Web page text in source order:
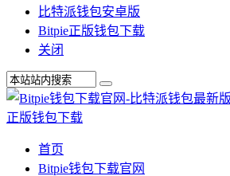
比特派钱包安卓版
Bitpie正版钱包下载
关闭
首页
Bitpie钱包下载官网